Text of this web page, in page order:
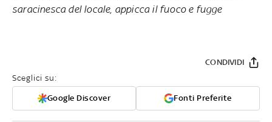
saracinesca del locale, appicca il fuoco e fugge
Sceglici su:
Google Discover Fonti Preferite
CONDIVIDI